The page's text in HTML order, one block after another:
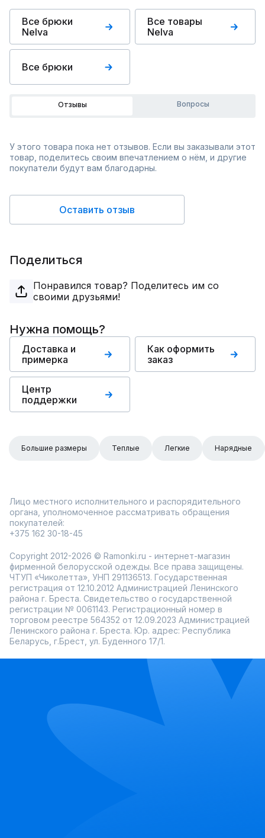
Все брюки
Nelva
Все товары
Nelva
Все брюки
Отзывы Вопросы
У этого товара пока нет отзывов. Если вы заказывали этот
товар, поделитесь своим впечатлением о нём, и другие
покупатели будут вам благодарны.
Оставить отзыв
Поделиться
Понравился товар? Поделитесь им со
своими друзьями!
Нужна помощь?
Доставка и
примерка
Как оформить
заказ
Центр
поддержки
Большие размеры Теплые Легкие Нарядные
Лицо местного исполнительного и распорядительного
органа, уполномоченное рассматривать обращения
покупателей:
+375 162 30-18-45
Copyright 2012-2026 © Ramonki.ru - интернет-магазин
фирменной белорусской одежды. Все права защищены.
ЧТУП «Чиколетта», УНП 291136513. Государственная
регистрация от 12.10.2012 Администрацией Ленинского
района г. Бреста. Свидетельство о государственной
регистрации № 0061143. Регистрационный номер в
торговом реестре 564352 от 12.09.2023 Администрацией
Ленинского района г. Бреста. Юр. адрес: Республика
Беларусь, г.Брест, ул. Буденного 17/1.